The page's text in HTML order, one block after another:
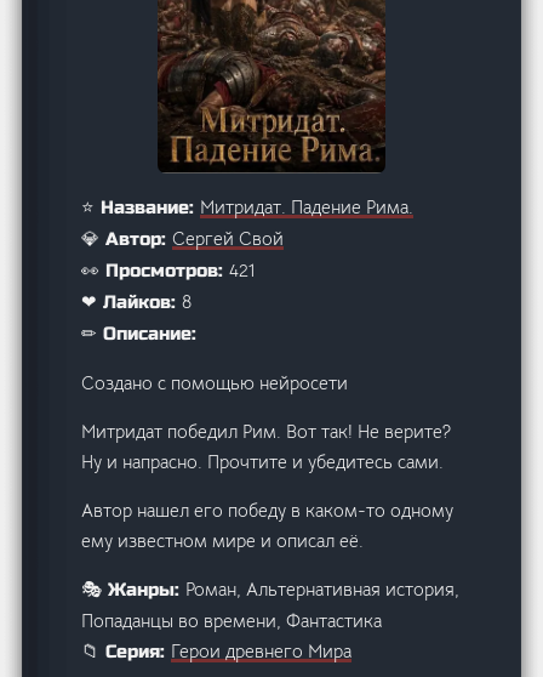
⭐ Название: Митридат. Падение Рима.
💎 Автор:Сергей Свой
👀 Просмотров:421
❤ Лайков:8
✏ Описание:
Создано с помощью нейросети
Митридат победил Рим. Вот так! Не верите?
Ну и напрасно. Прочтите и убедитесь сами.
Автор нашел его победу в каком-то одному
ему известном мире и описал её.
🎭 Жанры: Роман, Альтернативная история,
Попаданцы во времени, Фантастика
📁 Серия: Герои древнего Мира